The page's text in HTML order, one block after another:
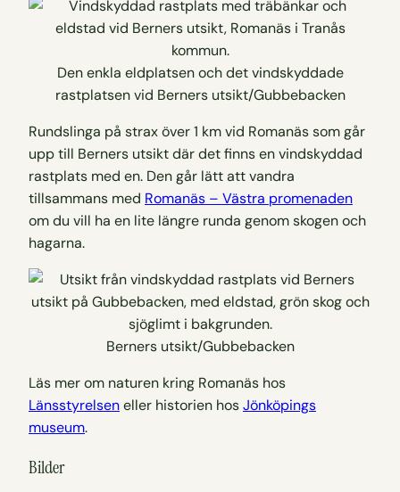
Den enkla eldplatsen och det vindskyddade
rastplatsen vid Berners utsikt/Gubbebacken
Rundslinga på strax över 1 km vid Romanäs som går
upp till Berners utsikt där det finns en vindskyddad
rastplats med en. Den går lätt att vandra
tillsammans med Romanäs – Västra promenaden
om du vill ha en lite längre runda genom skogen och
hagarna.
Berners utsikt/Gubbebacken
Läs mer om naturen kring Romanäs hos
Länsstyrelseneller historien hosJönköpings
museum.
Bilder